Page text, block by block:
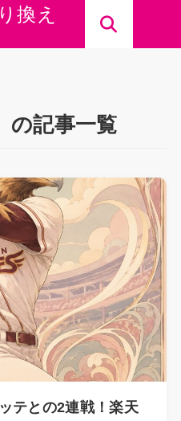
換え
の記事一覧
テとの2連戦！楽天